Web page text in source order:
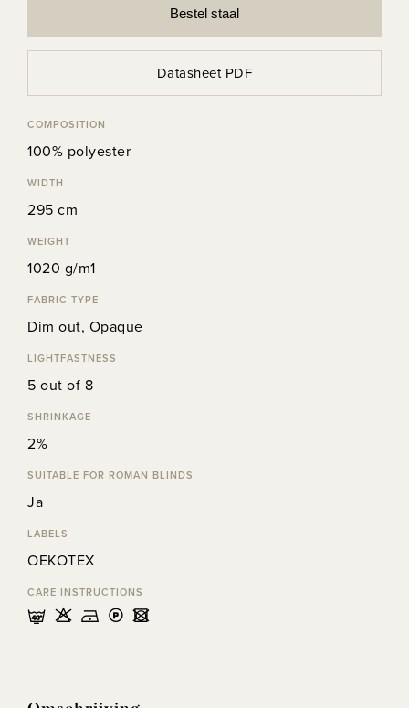
Bestel staal
Datasheet PDF
COMPOSITION
100% polyester
WIDTH
295 cm
WEIGHT
1020 g/m1
FABRIC TYPE
Dim out, Opaque
LIGHTFASTNESS
5 out of 8
SHRINKAGE
2%
SUITABLE FOR ROMAN BLINDS
Ja
LABELS
OEKOTEX
CARE INSTRUCTIONS
nHDLU